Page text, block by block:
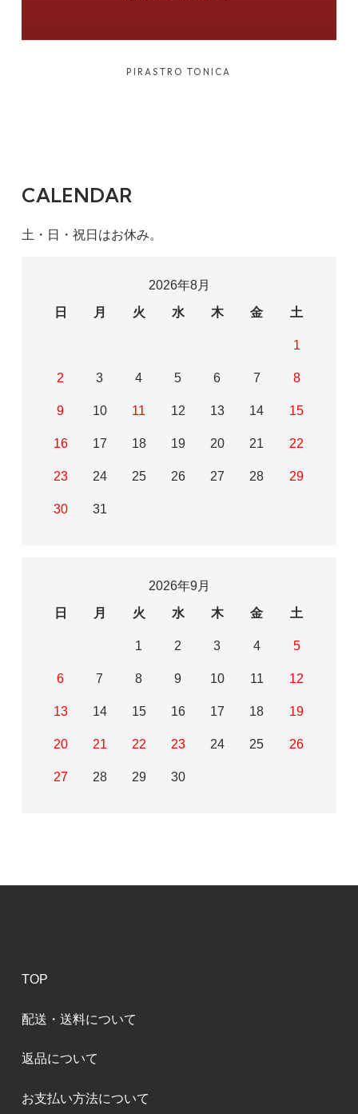
PIRASTRO TONICA
CALENDAR
土・日・祝日はお休み。
2026年8月
日
月 火 水 木 金 土
1
2 3 4 5 6 7 8
9 10 11 12 13 14 15
16 17 18 19 20 21 22
23 24 25 26 27 28 29
30 31
2026年9月
日
月 火 水 木 金 土
1 2 3 4 5
6 7 8 9 10 11 12
13 14 15 16 17 18 19
20 21 22 23 24 25 26
27 28 29 30
TOP
配送・送料について
返品について
お支払い方法について